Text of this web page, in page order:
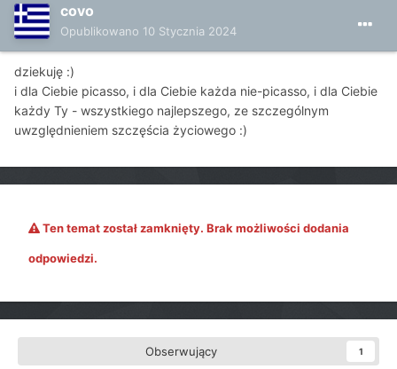
covo
Opublikowano 10 Stycznia 2024
dziekuję :)
i dla Ciebie picasso, i dla Ciebie każda nie-picasso, i dla Ciebie
każdy Ty - wszystkiego najlepszego, ze szczególnym
uwzględnieniem szczęścia życiowego :)
Ten temat został zamknięty. Brak możliwości dodania
odpowiedzi.
Obserwujący 1